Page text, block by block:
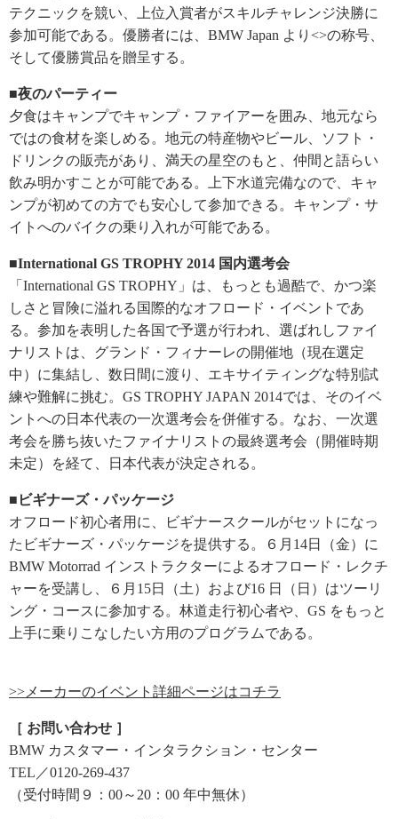
テクニックを競い、上位入賞者がスキルチャレンジ決勝に
参加可能である。優勝者には、BMW Japan より<>の称号、
そして優勝賞品を贈呈する。
■夜のパーティー
夕食はキャンプでキャンプ・ファイアーを囲み、地元なら
ではの食材を楽しめる。地元の特産物やビール、ソフト・
ドリンクの販売があり、満天の星空のもと、仲間と語らい
飲み明かすことが可能である。上下水道完備なので、キャ
ンプが初めての方でも安心して参加できる。キャンプ・サ
イトへのバイクの乗り入れが可能である。
■International GS TROPHY 2014 国内選考会
「International GS TROPHY」は、もっとも過酷で、かつ楽
しさと冒険に溢れる国際的なオフロード・イベントであ
る。参加を表明した各国で予選が行われ、選ばれしファイ
ナリストは、グランド・フィナーレの開催地（現在選定
中）に集結し、数日間に渡り、エキサイティングな特別試
練や難解に挑む。GS TROPHY JAPAN 2014では、そのイベ
ントへの日本代表の一次選考会を併催する。なお、一次選
考会を勝ち抜いたファイナリストの最終選考会（開催時期
未定）を経て、日本代表が決定される。
■ビギナーズ・パッケージ
オフロード初心者用に、ビギナースクールがセットになっ
たビギナーズ・パッケージを提供する。６月14日（金）に
BMW Motorrad インストラクターによるオフロード・レクチ
ャーを受講し、６月15日（土）および16 日（日）はツーリ
ング・コースに参加する。林道走行初心者や、GS をもっと
上手に乗りこなしたい方用のプログラムである。
>>メーカーのイベント詳細ページはコチラ
［ お問い合わせ ］
BMW カスタマー・インタラクション・センター
TEL／0120-269-437
（受付時間９：00～20：00 年中無休）